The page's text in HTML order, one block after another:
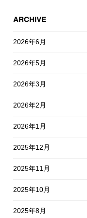
ARCHIVE
2026年6月
2026年5月
2026年3月
2026年2月
2026年1月
2025年12月
2025年11月
2025年10月
2025年8月